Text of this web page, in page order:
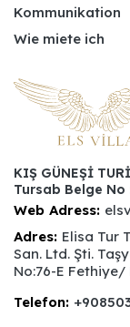
Kommunikation
Wie miete ich
KIŞ GÜNEŞİ
Tursab Belge No
Web Adress:
Adres: Elisa Tur
San. Ltd. Şti.
No:76-E Fethiye/
Telefon: